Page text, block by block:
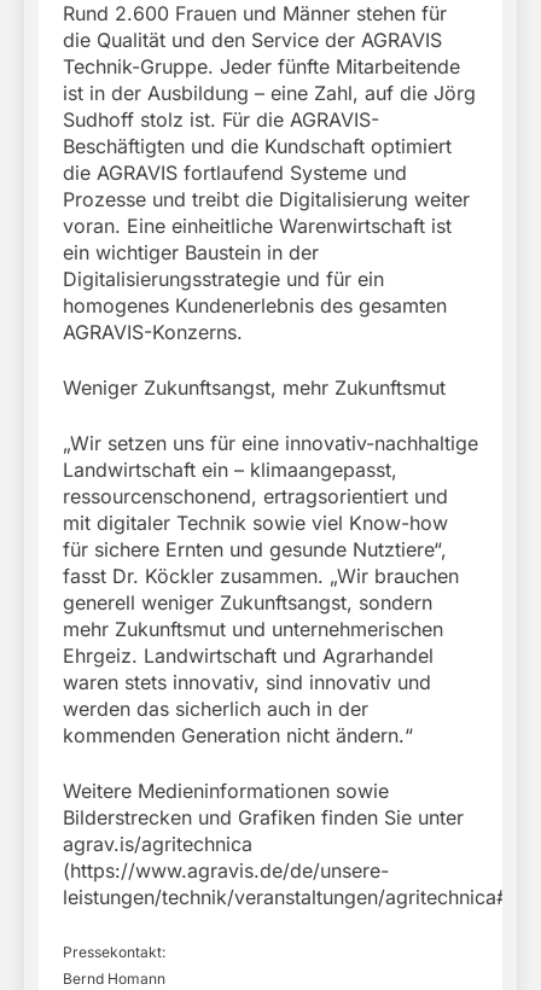
Rund 2.600 Frauen und Männer stehen für
die Qualität und den Service der AGRAVIS
Technik-Gruppe. Jeder fünfte Mitarbeitende
ist in der Ausbildung – eine Zahl, auf die Jörg
Sudhoff stolz ist. Für die AGRAVIS-
Beschäftigten und die Kundschaft optimiert
die AGRAVIS fortlaufend Systeme und
Prozesse und treibt die Digitalisierung weiter
voran. Eine einheitliche Warenwirtschaft ist
ein wichtiger Baustein in der
Digitalisierungsstrategie und für ein
homogenes Kundenerlebnis des gesamten
AGRAVIS-Konzerns.
Weniger Zukunftsangst, mehr Zukunftsmut
„Wir setzen uns für eine innovativ-nachhaltige
Landwirtschaft ein – klimaangepasst,
ressourcenschonend, ertragsorientiert und
mit digitaler Technik sowie viel Know-how
für sichere Ernten und gesunde Nutztiere“,
fasst Dr. Köckler zusammen. „Wir brauchen
generell weniger Zukunftsangst, sondern
mehr Zukunftsmut und unternehmerischen
Ehrgeiz. Landwirtschaft und Agrarhandel
waren stets innovativ, sind innovativ und
werden das sicherlich auch in der
kommenden Generation nicht ändern.“
Weitere Medieninformationen sowie
Bilderstrecken und Grafiken finden Sie unter
agrav.is/agritechnica
(https://www.agravis.de/de/unsere-
leistungen/technik/veranstaltungen/agritechnica#).
Pressekontakt:
Bernd Homann